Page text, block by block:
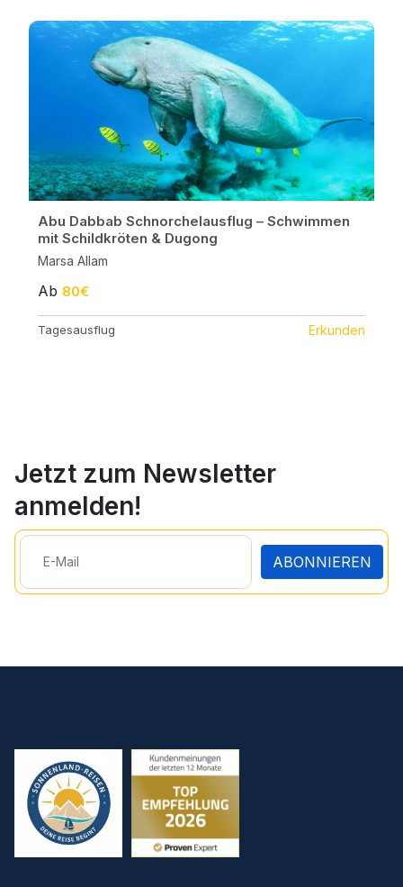
Abu Dabbab Schnorchelausflug – Schwimmen
mit Schildkröten & Dugong
Marsa Allam
Ab 80€
Tagesausflug Erkunden
Jetzt zum Newsletter
anmelden!
ABONNIEREN